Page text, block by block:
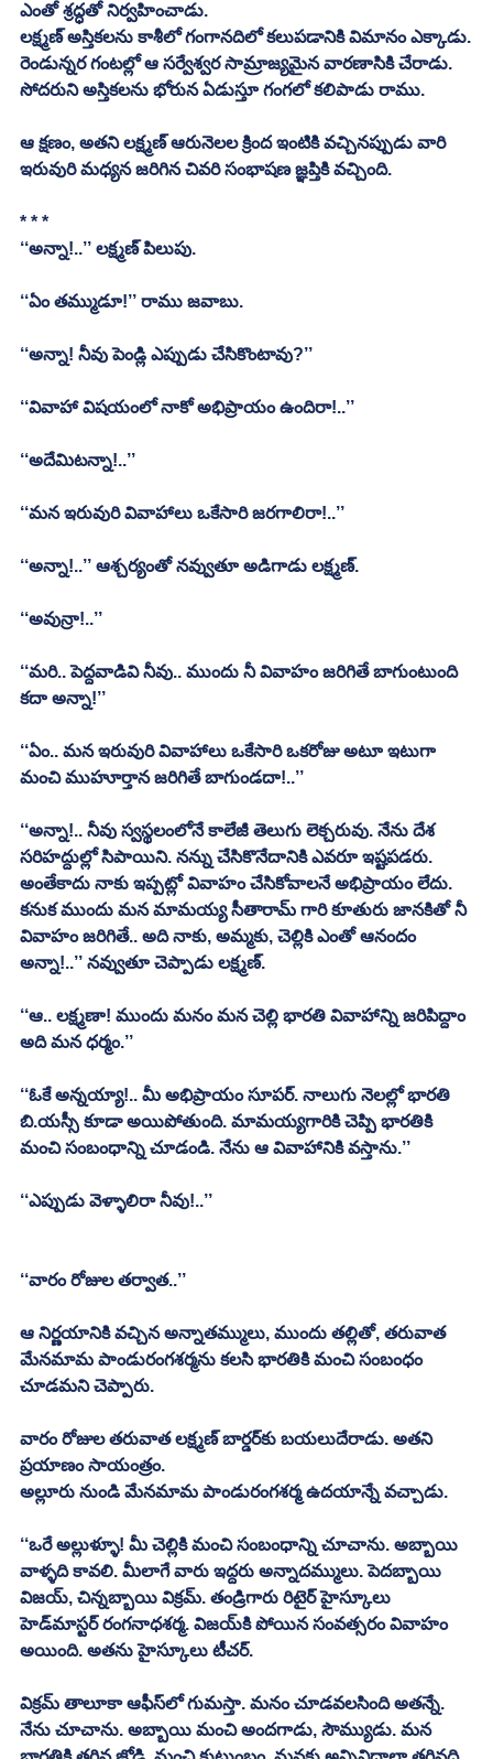
ఎంతో శ్రద్ధతో నిర్వహించాడు.
లక్ష్మణ్‌ అస్తికలను కాశీలో గంగానదిలో కలుపడానికి విమానం ఎక్కాడు.
రెండున్నర గంటల్లో ఆ సర్వేశ్వర సామ్రాజ్యమైన వారణాసికి చేరాడు.
సోదరుని అస్తికలను భోరున ఏడుస్తూ గంగలో కలిపాడు రాము.
ఆ క్షణం, అతని లక్ష్మణ్‌ ఆరునెలల క్రింద ఇంటికి వచ్చినప్పుడు వారి
ఇరువురి మధ్యన జరిగిన చివరి సంభాషణ జ్ఞప్తికి వచ్చింది.
* * *
‘‘అన్నా!..’’ లక్ష్మణ్‌ పిలుపు.
‘‘ఏం తమ్ముడూ!’’ రాము జవాబు.
‘‘అన్నా! నీవు పెండ్లి ఎప్పుడు చేసికొంటావు?’’
‘‘వివాహా విషయంలో నాకో అభిప్రాయం ఉందిరా!..’’
‘‘అదేమిటన్నా!..’’
‘‘మన ఇరువురి వివాహాలు ఒకేసారి జరగాలిరా!..’’
‘‘అన్నా!..’’ ఆశ్చర్యంతో నవ్వుతూ అడిగాడు లక్ష్మణ్‌.
‘‘అవున్రా!..’’
‘‘మరి.. పెద్దవాడివి నీవు.. ముందు నీ వివాహం జరిగితే బాగుంటుంది
కదా అన్నా!’’
‘‘ఏం.. మన ఇరువురి వివాహాలు ఒకేసారి ఒకరోజు అటూ ఇటుగా
మంచి ముహూర్తాన జరిగితే బాగుండదా!..’’
‘‘అన్నా!.. నీవు స్వస్థలంలోనే కాలేజీ తెలుగు లెక్చరువు. నేను దేశ
సరిహద్దుల్లో సిపాయిని. నన్ను చేసికొనేదానికి ఎవరూ ఇష్టపడరు.
అంతేకాదు నాకు ఇప్పట్లో వివాహం చేసికోవాలనే అభిప్రాయం లేదు.
కనుక ముందు మన మామయ్య సీతారామ్‌ గారి కూతురు జానకితో నీ
వివాహం జరిగితే.. అది నాకు, అమ్మకు, చెల్లికి ఎంతో ఆనందం
అన్నా!..’’ నవ్వుతూ చెప్పాడు లక్ష్మణ్‌.
‘‘ఆ.. లక్ష్మణా! ముందు మనం మన చెల్లి భారతి వివాహాన్ని జరిపిద్దాం
అది మన ధర్మం.’’
‘‘ఓకే అన్నయ్యా!.. మీ అభిప్రాయం సూపర్‌. నాలుగు నెలల్లో భారతి
బి.యస్సీ కూడా అయిపోతుంది. మామయ్యగారికి చెప్పి భారతికి
మంచి సంబంధాన్ని చూడండి. నేను ఆ వివాహానికి వస్తాను.’’
‘‘ఎప్పుడు వెళ్ళాలిరా నీవు!..’’
‘‘వారం రోజుల తర్వాత..’’
ఆ నిర్ణయానికి వచ్చిన అన్నాతమ్ములు, ముందు తల్లితో, తరువాత
మేనమామ పాండురంగశర్మను కలసి భారతికి మంచి సంబంధం
చూడమని చెప్పారు.
వారం రోజుల తరువాత లక్ష్మణ్‌ బార్డర్‌కు బయలుదేరాడు. అతని
ప్రయాణం సాయంత్రం.
అల్లూరు నుండి మేనమామ పాండురంగశర్మ ఉదయాన్నే వచ్చాడు.
‘‘ఒరే అల్లుళ్ళూ! మీ చెల్లికి మంచి సంబంధాన్ని చూచాను. అబ్బాయి
వాళ్ళది కావలి. మీలాగే వారు ఇద్దరు అన్నాదమ్ములు. పెదబ్బాయి
విజయ్‌, చిన్నబ్బాయి విక్రమ్‌. తండ్రిగారు రిటైర్‌ హైస్కూలు
హెడ్‌మాస్టర్‌ రంగనాధశర్మ. విజయ్‌కి పోయిన సంవత్సరం వివాహం
అయింది. అతను హైస్కూలు టీచర్‌.
విక్రమ్‌ తాలూకా ఆఫీస్‌లో గుమస్తా. మనం చూడవలసింది అతన్నే.
నేను చూచాను. అబ్బాయి మంచి అందగాడు, సౌమ్యుడు. మన